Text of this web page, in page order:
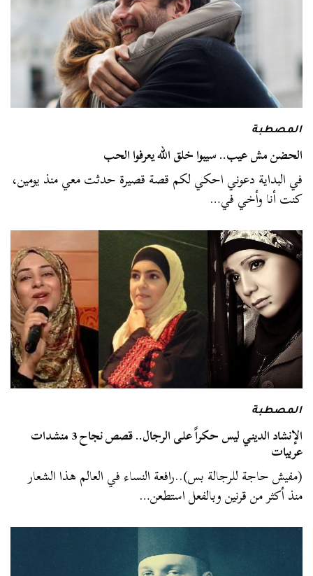
المصطبة
الحضن مش عيب.. سيبوا خلق الله يعرفوا الحب
في البداية دعوني احكي لكم قصة قصيرة حدثت معي منذ يومين،
كنت أنا وأخي في…
المصطبة
الإنشاد الديني ليس حكراً على الرجال.. قصص نجاح 3 منشدات
عربيات
(مفيش حاجة للرجالة بس)..رافعة النساء في العالم هذا الشعار
منذ أكثر من قرنين وبالفعل استطعن…